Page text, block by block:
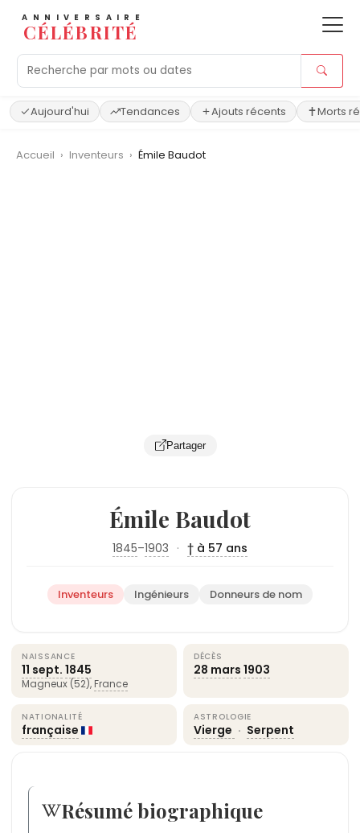
ANNIVERSAIRE
CÉLÉBRITÉ
Aujourd'hui Tendances Ajouts récents Morts
Accueil › Inventeurs › Émile Baudot
Partager
Émile Baudot
1845–1903 · † à 57 ans
Inventeurs Ingénieurs Donneurs de nom
NAISSANCE
11 sept. 1845
Magneux (52), France
DÉCÈS
28 mars 1903
NATIONALITÉ
française
ASTROLOGIE
Vierge · Serpent
Résumé biographique